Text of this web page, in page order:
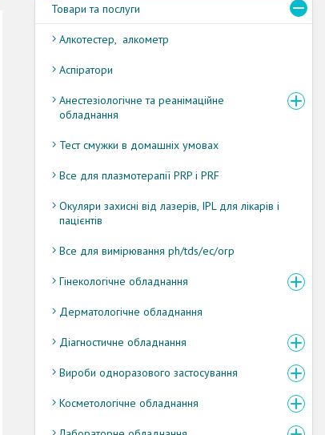
Товари та послуги
Алкотестер, алкометр
Аспіратори
Анестезіологічне та реанімаційне
обладнання
Тест смужки в домашніх умовах
Все для плазмотерапії PRP і PRF
Окуляри захисні від лазерів, IPL для лікарів і
пацієнтів
Все для вимірювання ph/tds/ec/orp
Гінекологічне обладнання
Дерматологічне обладнання
Діагностичне обладнання
Вироби одноразового застосування
Косметологічне обладнання